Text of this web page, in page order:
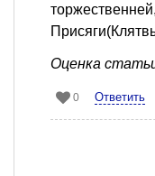
Оценка
0 Ответить